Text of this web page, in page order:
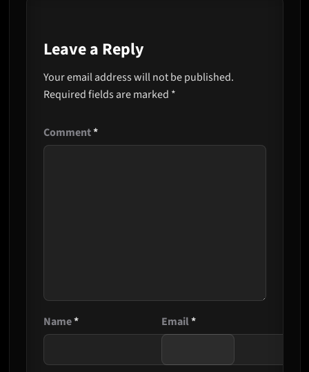
Leave a Reply
Your email address will not be published.
Required fields are marked *
Comment*
Name* Email*